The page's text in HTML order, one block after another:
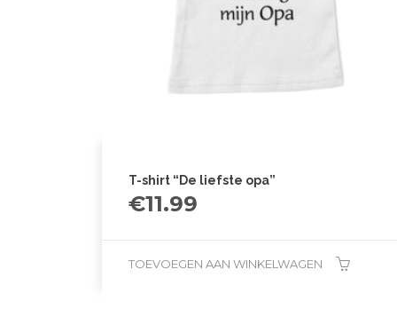
T-shirt “De liefste opa”
€11.99
TOEVOEGEN AAN WINKELWAGEN